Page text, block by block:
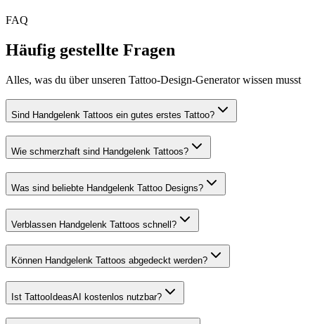
FAQ
Häufig gestellte Fragen
Alles, was du über unseren Tattoo-Design-Generator wissen musst
Sind Handgelenk Tattoos ein gutes erstes Tattoo?
Wie schmerzhaft sind Handgelenk Tattoos?
Was sind beliebte Handgelenk Tattoo Designs?
Verblassen Handgelenk Tattoos schnell?
Können Handgelenk Tattoos abgedeckt werden?
Ist TattooIdeasAI kostenlos nutzbar?